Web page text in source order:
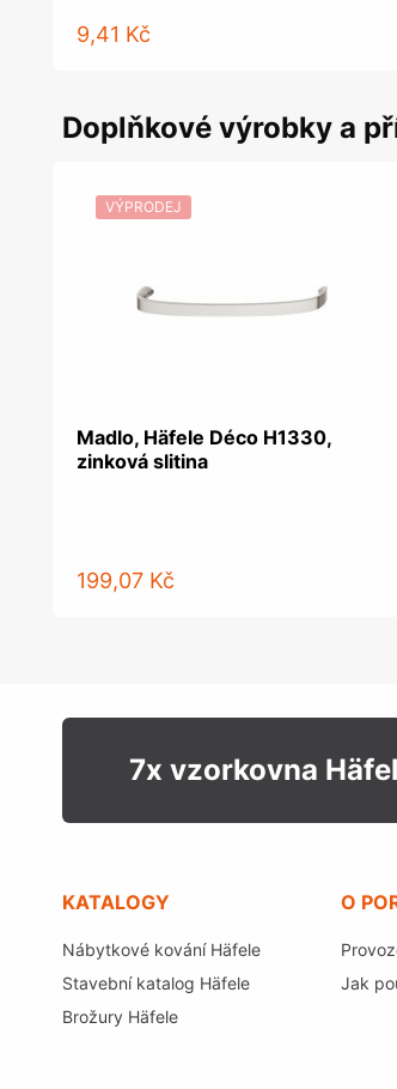
9,41 Kč
Doplňkové výrobky a
VÝPRODEJ
Madlo, Häfele Déco H1330,
zinková slitina
199,07 Kč
7x vzorkovna
KATALOGY
Nábytkové kování Häfele
Stavební katalog Häfele
Brožury Häfele
O
Jak